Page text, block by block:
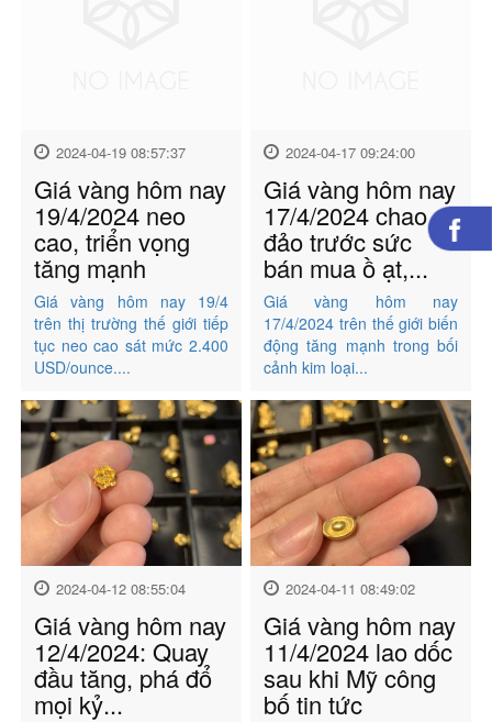
2024-04-19 08:57:37
Giá vàng hôm nay
19/4/2024 neo
cao, triển vọng
tăng mạnh
Giá vàng hôm nay 19/4
trên thị trường thế giới tiếp
tục neo cao sát mức 2.400
USD/ounce....
2024-04-17 09:24:00
Giá vàng hôm nay
17/4/2024 chao
đảo trước sức
bán mua ồ ạt,...
Giá vàng hôm nay
17/4/2024 trên thế giới biến
động tăng mạnh trong bối
cảnh kim loại...
2024-04-12 08:55:04
Giá vàng hôm nay
12/4/2024: Quay
đầu tăng, phá đổ
mọi kỷ...
2024-04-11 08:49:02
Giá vàng hôm nay
11/4/2024 lao dốc
sau khi Mỹ công
bố tin tức